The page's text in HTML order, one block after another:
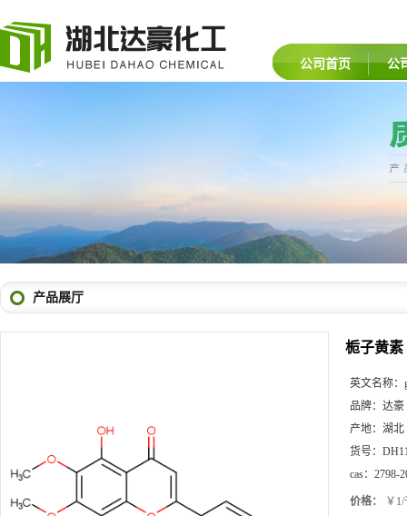
公司首页 公
产品展厅
栀子黄素
英文名称：
品牌： 达豪
产地： 湖北
货号：
cas： 2798-
价格： ￥